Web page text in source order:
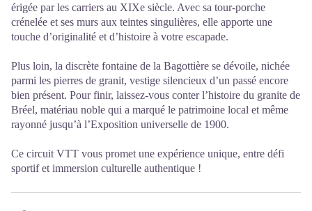
érigée par les carriers au XIXe siècle. Avec sa tour-porche
crénelée et ses murs aux teintes singulières, elle apporte une
touche d’originalité et d’histoire à votre escapade.
Plus loin, la discrète fontaine de la Bagottière se dévoile, nichée
parmi les pierres de granit, vestige silencieux d’un passé encore
bien présent. Pour finir, laissez-vous conter l’histoire du granite de
Bréel, matériau noble qui a marqué le patrimoine local et même
rayonné jusqu’à l’Exposition universelle de 1900.
Ce circuit VTT vous promet une expérience unique, entre défi
sportif et immersion culturelle authentique !